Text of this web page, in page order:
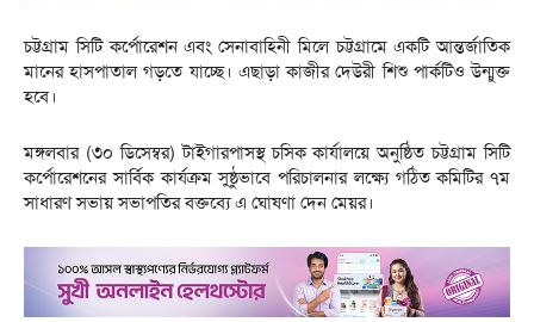
চট্টগ্রাম সিটি কর্পোরেশন এবং সেনাবাহিনী মিলে চট্টগ্রামে একটি আন্তর্জাতিক
মানের হাসপাতাল গড়তে যাচ্ছে। এছাড়া কাজীর দেউরী শিশু পার্কটিও উন্মুক্ত
হবে।
মঙ্গলবার (৩০ ডিসেম্বর) টাইগারপাসস্থ চসিক কার্যালয়ে অনুষ্ঠিত চট্টগ্রাম সিটি
কর্পোরেশনের সার্বিক কার্যক্রম সুষ্ঠুভাবে পরিচালনার লক্ষ্যে গঠিত কমিটির ৭ম
সাধারণ সভায় সভাপতির বক্তব্যে এ ঘোষণা দেন মেয়র।